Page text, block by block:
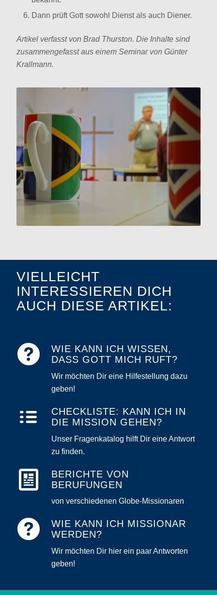
Dann prüft Gott sowohl Dienst als auch Diener.
Artikel verfasst von Brad Thurston. Die Inhalte sind
zusammengefasst aus einem Seminar von Günter
Krallmann.
VIELLEICHT
INTERESSIEREN DICH
AUCH DIESE ARTIKEL:
WIE KANN ICH WISSEN,
DASS GOTT MICH RUFT?
Wir möchten Dir eine Hilfestellung dazu
geben!
CHECKLISTE: KANN ICH IN
DIE MISSION GEHEN?
Unser Fragenkatalog hilft Dir eine Antwort
zu finden.
BERICHTE VON
BERUFUNGEN
von verschiedenen Globe-Missionaren
WIE KANN ICH MISSIONAR
WERDEN?
Wir möchten Dir hier ein paar Antworten
geben!